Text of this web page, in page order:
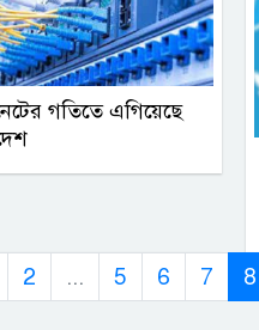
গতিতে এগিয়েছে
2 ... 5 6 7 8